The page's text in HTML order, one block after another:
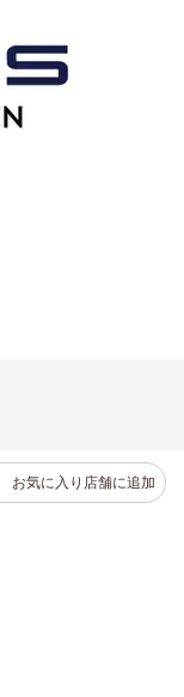
お気に入り店舗に追加